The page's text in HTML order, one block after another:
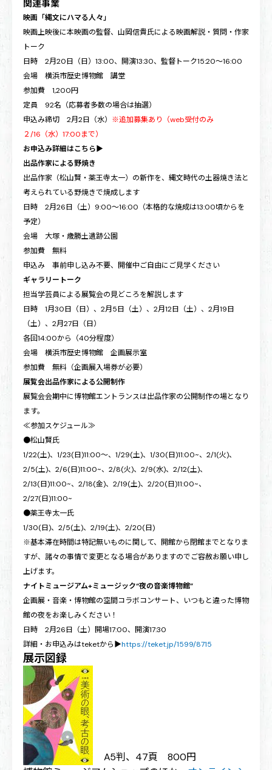
関連事業
映画「縄文にハマる人々」
映画上映後に本映画の監督、山岡信貴氏による映画解説・質問・作家
トーク
日時 2月20日（日）13:00、開演13:30、監督トーク15:20～16:00
会場 横浜市歴史博物館 講堂
参加費 1,200円
定員 92名（応募者多数の場合は抽選）
申込み締切 2月2日（水） ※追加募集あり（web受付のみ
２/16（水）17:00まで）
お申込み詳細はこちら▶
出品作家による野焼き
出品作家（松山賢・薬王寺太一）の新作を、縄文時代の土器焼き法と
考えられている野焼きで焼成します
日時 2月26日（土）9:00～16:00（本格的な焼成は13:00頃からを
予定）
会場 大塚・歳勝土遺跡公園
参加費 無料
申込み 事前申し込み不要、開催中ご自由にご見学ください
ギャラリートーク
担当学芸員による展覧会の見どころを解説します
日時 1月30日（日）、2月5日（土）、2月12日（土）、2月19日
（土）、2月27日（日）
各回14:00から（40分程度）
会場 横浜市歴史博物館 企画展示室
参加費 無料（企画展入場券が必要）
展覧会出品作家による公開制作
展覧会会期中に博物館エントランスは出品作家の公開制作の場となり
ます。
≪参加スケジュール≫
●松山賢氏
1/22(土)、1/23(日)11:00～、1/29(土)、1/30(日)11:00~、2/1(火)、
2/5(土)、2/6(日)11:00~、2/8(火)、2/9(水)、2/12(土)、
2/13(日)11:00~、2/18(金)、2/19(土)、2/20(日)11:00~、
2/27(日)11:00~
●薬王寺太一氏
1/30(日)、2/5(土)、2/19(土)、2/20(日)
※基本滞在時間は特記無いものに関して、開館から閉館までとなりま
すが、諸々の事情で変更となる場合がありますのでご容赦お願い申し
上げます。
ナイトミュージアム+ミュージック“夜の音楽博物館”
企画展・音楽・博物館の空間コラボコンサート、いつもと違った博物
館の夜をお楽しみください！
日時 2月26日（土）開場17:00、開演17:30
詳細・お申込みはteketから▶https://teket.jp/1599/8715
展示図録
A5判、47頁 800円